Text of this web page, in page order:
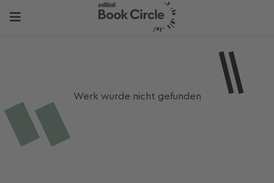
Werk wurde nicht gefunden